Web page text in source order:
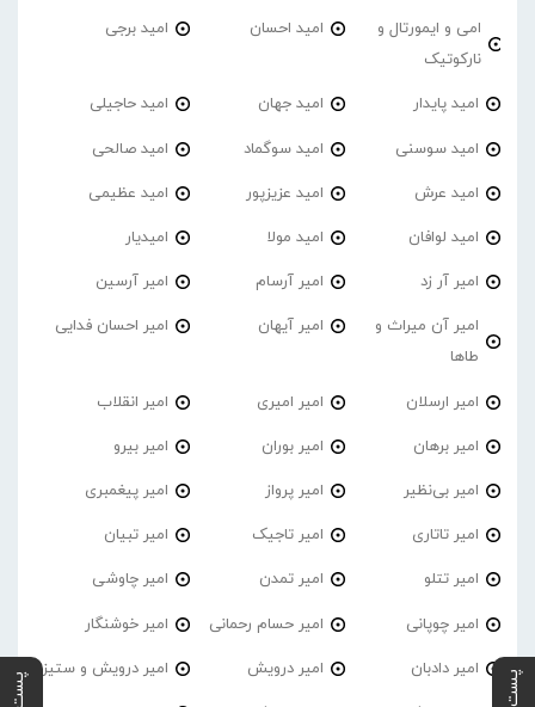
امی و ایمورتال و
نارکوتیک
امید احسان امید برجی
امید پایدار امید جهان امید حاجیلی
امید سوسنی امید سوگماد امید صالحی
امید عرش امید عزیزپور امید عظیمی
امید لوافان امید مولا امیدیار
امیر آر زد امیر آرسام امیر آرسین
امیر آن میراث و
طاها
امیر آیهان امیر احسان فدایی
امیر ارسلان امیر امیری امیر انقلاب
امیر برهان امیر‌ بوران امیر بیرو
امیر بی‌نظیر امیر پرواز امیر پیغمبری
امیر تاتاری امیر تاجیک امیر تبیان
امیر تتلو امیر تمدن امیر چاوشی
امیر چوپانی امیر حسام رحمانی امیر خوشنگار
امیر دادبان امیر درویش امیر درویش و ستیز